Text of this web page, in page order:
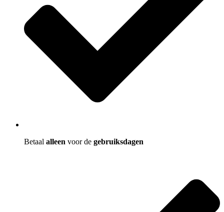
Betaal alleen voor de gebruiksdagen